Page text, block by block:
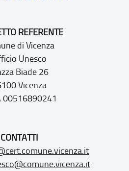
REFERENTE
di Vicenza
Unesco
Biade 26
Vicenza
00516890241
CONTATTI